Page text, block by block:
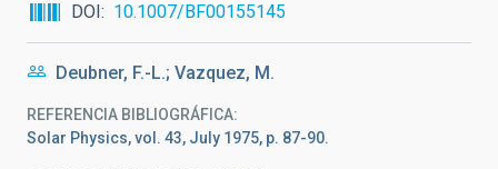
DOI
10.1007/BF00155145
Deubner, F.-L.; Vazquez, M.
REFERENCIA BIBLIOGRÁFICA
Solar Physics, vol. 43, July 1975, p. 87-90.